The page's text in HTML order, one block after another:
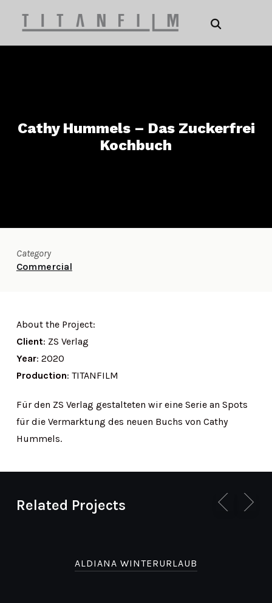
Cathy Hummels – Das Zuckerfrei
Kochbuch
Category
Commercial
About the Project:
Client: ZS Verlag
Year: 2020
Production: TITANFILM
Für den ZS Verlag gestalteten wir eine Serie an Spots
für die Vermarktung des neuen Buchs von Cathy
Hummels.
Related Projects
ALDIANA WINTERURLAUB